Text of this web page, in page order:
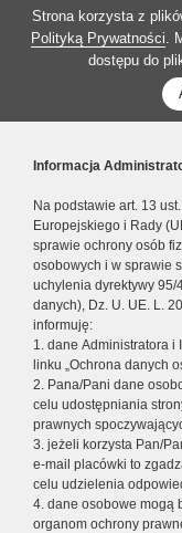
Strona korzysta z
Polityką Prywatności.
dostępu do
Informacja
Na podstawie art. 13
Europejskiego i Rady
sprawie ochrony osób
osobowych i w sprawie
uchylenia dyrektywy
danych), Dz. U. UE. L.
informuję:
1. dane Administratora i
linku „Ochrona danych
2. Pana/Pani dane
celu udostępniania
prawnych
3. jeżeli korzysta Pan/
e-mail placówki to
celu udzielenia
4. dane osobowe mogą
organom ochrony